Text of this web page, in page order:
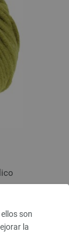
son
la
€ / kg